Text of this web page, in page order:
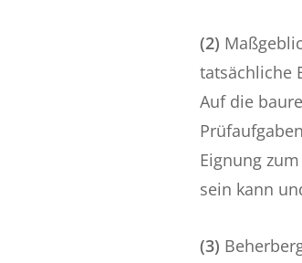
(2)
tatsächliche
Auf die
Eignung
sein kann
(3)